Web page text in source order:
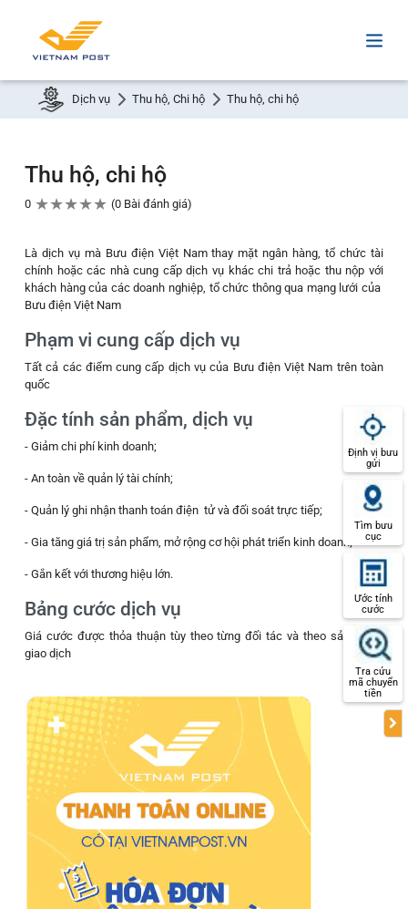
Dịch vụ Thu hộ, Chi hộ Thu hộ, chi hộ
Thu hộ, chi hộ
0 ★★★★★ 0 Bài đánh giá
Là dịch vụ mà Bưu điện Việt Nam thay mặt ngân hàng, tổ chức tài
chính hoặc các nhà cung cấp dịch vụ khác chi trả hoặc thu nộp với
khách hàng của các doanh nghiệp, tổ chức thông qua mạng lưới của
Bưu điện Việt Nam
Phạm vi cung cấp dịch vụ
Tất cả các điểm cung cấp dịch vụ của Bưu điện Việt Nam trên toàn
quốc
Đặc tính sản phẩm, dịch vụ
- Giảm chi phí kinh doanh;
- An toàn về quản lý tài chính;
- Quản lý ghi nhận thanh toán điện tử và đối soát trực tiếp;
- Gia tăng giá trị sản phẩm, mở rộng cơ hội phát triển kinh doanh;
- Gắn kết với thương hiệu lớn.
Bảng cước dịch vụ
Giá cước được thỏa thuận tùy theo từng đối tác và theo sản lượng
giao dịch
Định vị bưu
gửi
Tìm bưu
cục
Ước tính
cước
Tra cứu
mã chuyển
tiền